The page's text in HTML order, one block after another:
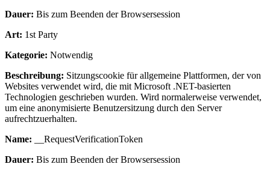
Dauer: Bis zum Beenden der Browsersession
Art: 1st Party
Kategorie: Notwendig
Beschreibung: Sitzungscookie für allgemeine Plattformen, der von
Websites verwendet wird, die mit Microsoft .NET-basierten
Technologien geschrieben wurden. Wird normalerweise verwendet,
um eine anonymisierte Benutzersitzung durch den Server
aufrechtzuerhalten.
Name: __RequestVerificationToken
Dauer: Bis zum Beenden der Browsersession